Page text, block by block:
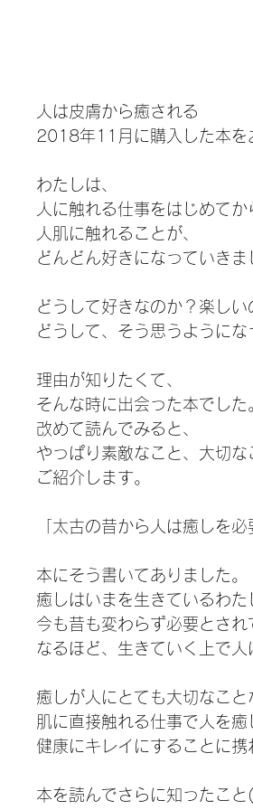
人は皮膚から癒される
2018年11月に購入した本を
わたしは、
人に触れる仕事をはじめてか
人肌に触れることが、
どんどん好きになっていきま
どうして好きなのか？楽しい
どうして、そう思うようにな
理由が知りたくて、
そんな時に出会った本でした
改めて読んでみると、
やっぱり素敵なこと、大切な
ご紹介します。
「太古の昔から人は癒しを必
本にそう書いてありました。
癒しはいまを生きているわた
今も昔も変わらず必要とされ
なるほど、生きていく上で人
癒しが人にとても大切なこと
肌に直接触れる仕事で人を癒
健康にキレイにすることに携
本を読んでさらに知ったこ